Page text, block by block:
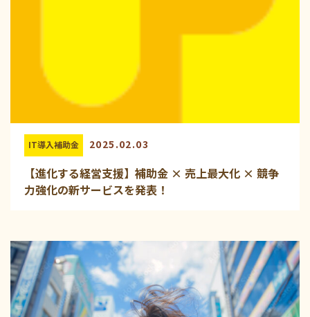
IT導入補助金 2025.02.03
【進化する経営支援】補助金 × 売上最大化 × 競争
力強化の新サービスを発表！